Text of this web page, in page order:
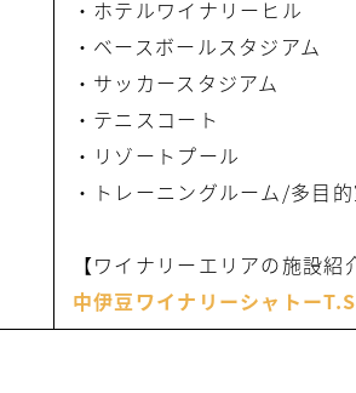
・ホテルワイナリーヒル
・ベースボールスタジアム
・サッカースタジアム
・テニスコート
・リゾートプール
・トレーニングルーム/多目
【ワイナリーエリアの施設紹
中伊豆ワイナリーシャトーT.S